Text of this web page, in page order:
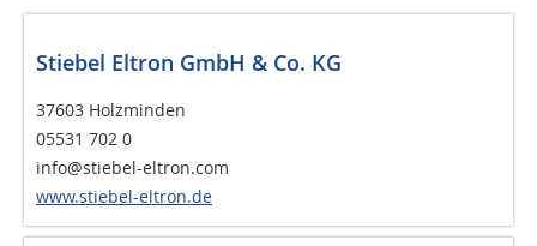
Stiebel Eltron GmbH & Co. KG
37603 Holzminden
05531 702 0
info@stiebel-eltron.com
www.stiebel-eltron.de